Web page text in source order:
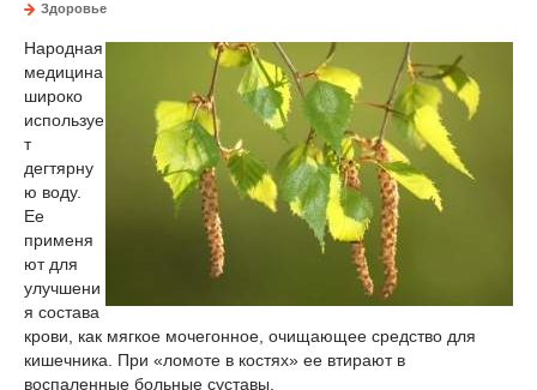
Здоровье
Народная
медицина
широко
используе
т
дегтярну
ю воду.
Ее
применя
ют для
улучшени
я состава
крови, как мягкое мочегонное, очищающее средство для
кишечника. При «ломоте в костях» ее втирают в
воспаленные больные суставы.